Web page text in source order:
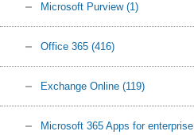
Microsoft Purview (1)
Office 365 (416)
Exchange Online (119)
Microsoft 365 Apps for enterprise